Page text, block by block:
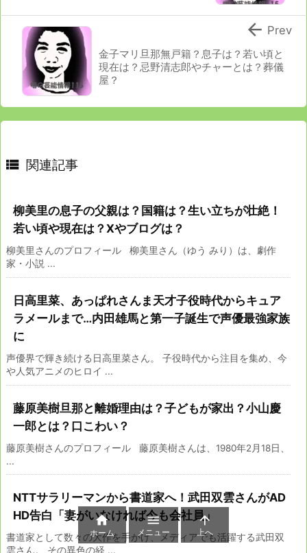
金子マリ旦那無戸籍？息子は？若い頃と
現在は？忌野清志郎やチャーとは？葬儀
屋？
 Prev
 関連記事
柳美里の息子の父親は？国籍は？生い立ちが壮絶！
若い頃や現在は？Ⅹやブログは？
柳美里さんのプロフィール 柳美里さん（ゆう みり）は、劇作
家・小説 ...
日高里菜、あっぱれさんま天才子役時代からキュア
ラメールまで…内田雄馬と第一子誕生で声優最強家族
に
声優界で輝き続ける日高里菜さん。 子役時代から注目を集め、今
や人気アニメのヒロイ ...
藤原美樹旦那と離婚理由は？子どもが家出？小山慶
一郎とは？口こわい？
藤原美樹さんのプロフィール 藤原美樹さんは、1980年2月18日、
...
NTTサラリーマンから書道家へ！武田双雲さんがAD
HD告白「妻がいなければ今も会社員」
書道家として数々の大作を手がけ、メディアでも活躍する武田双
雲さん。 その異色の経 ...

ホーム

メニュー

上へ